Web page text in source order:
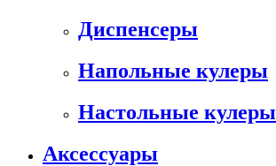
Диспенсеры
Напольные кулеры
Настольные кулеры
Аксессуары